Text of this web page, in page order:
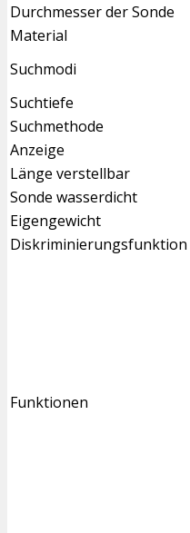
Durchmesser der Sonde
Material
Suchmodi
Suchtiefe
Suchmethode
Anzeige
Länge verstellbar
Sonde wasserdicht
Eigengewicht
Diskriminierungsfunktion
Funktionen